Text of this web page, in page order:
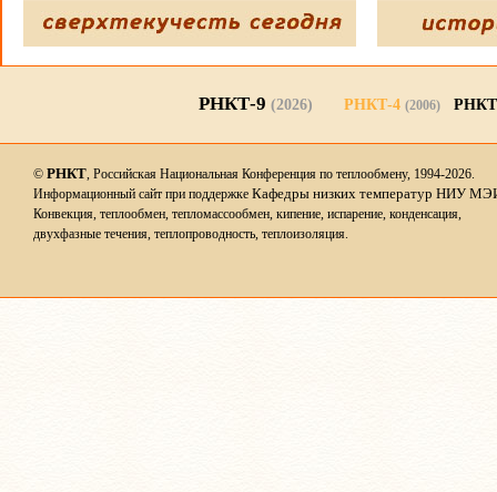
РНКТ-9 (2026) РНКТ-4 (2006)
© РНКТ, Российская Национальная Конференция по теплообмену, 1994-2026.
Информационный сайт при поддержке Кафедры низких температур НИУ
Конвекция, теплообмен, тепломассообмен, кипение, испарение, конденсация,
двухфазные течения, теплопроводность, теплоизоляция.